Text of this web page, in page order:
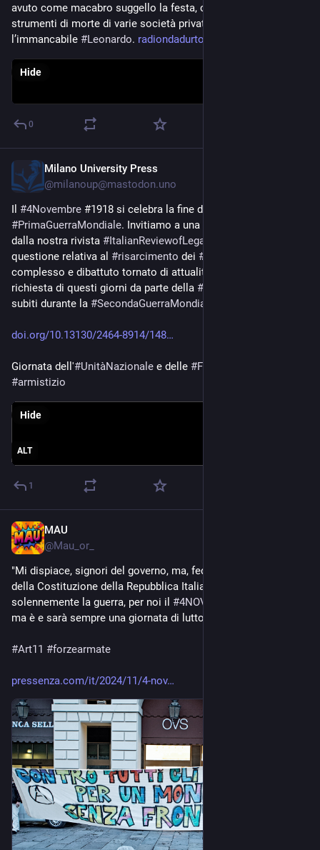
avuto come macabro suggello la festa, con esposizione degli
strumenti di morte di varie società private come
l’immancabile #Leonardo. radiondadurto.org/2024/11/12/s
Hide
0
Milano University Press
@milanoup@mastodon.uno
Il #4Novembre
#PrimaGuerraMondiale. Invitiamo a una lettura
dalla nostra rivista #ItalianReviewofLegalHistory
questione relativa al #risarcimento dei #
complesso e dibattuto tornato di attualità con la rinnovata
richiesta di questi giorni da parte della #
subiti durante la #SecondaGuerraMondiale
doi.org/10.13130/2464-8914/148
Giornata dell'#UnitàNazionale e delle #ForzeArmate
#armistizio
ALT
Hide
1
MAU
@Mau_or_
"Mi dispiace, signori del governo, ma, fedeli all’articolo 11
della Costituzione della Repubblica Italiana, che ripudia
solennemente la guerra, per noi il #4NOVEMBRE
ma è e sarà sempre una giornata di lutto."
#Art11 #forzearmate
pressenza.com/it/2024/11/4-nov